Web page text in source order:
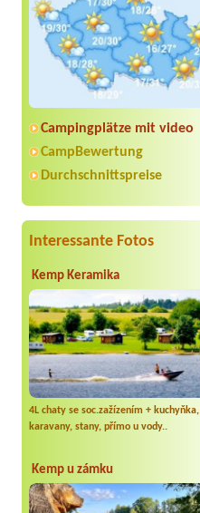
Campingplätze mit video
CampBewertung
Durchschnittspreise
Interessante Fotos
Kemp Keramika
4L chaty se soc.zažízením + kuchyňka,
karavany, stany, přímo u vody..
Kemp u zámku